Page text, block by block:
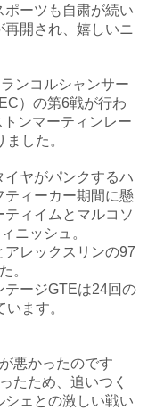
ポーツも自粛が続い
開され、嬉しいニ
ンコルシャンサー
）の第6戦が行わ
ンマーティンレー
した。
ヤがパンクするハ
ティーカー期間に懸
ィイムとマルコソ
ニッシュ。
レックスリンの97
。
テージGTEは24回の
ます。
悪かったのです
たため、追いつく
シェとの激しい戦い